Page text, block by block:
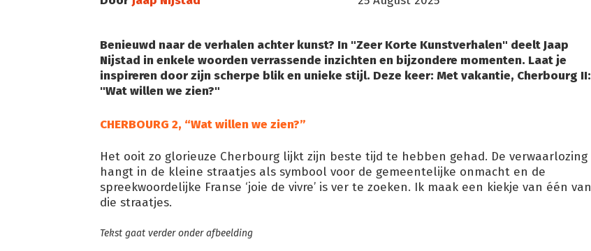
Benieuwd naar de verhalen achter kunst? In "Zeer Korte Kunstverhalen" deelt Jaap
Nijstad in enkele woorden verrassende inzichten en bijzondere momenten. Laat je
inspireren door zijn scherpe blik en unieke stijl. Deze keer: Met vakantie, Cherbourg II:
"Wat willen we zien?"
CHERBOURG 2, “Wat willen we zien?”
Het ooit zo glorieuze Cherbourg lijkt zijn beste tijd te hebben gehad. De verwaarlozing
hangt in de kleine straatjes als symbool voor de gemeentelijke onmacht en de
spreekwoordelijke Franse ‘joie de vivre’ is ver te zoeken. Ik maak een kiekje van één van
die straatjes.
Tekst gaat verder onder afbeelding